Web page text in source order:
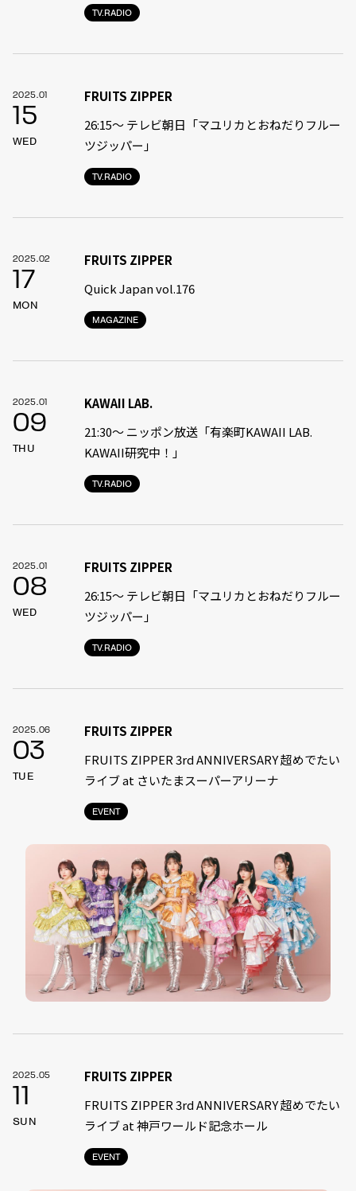
TV.RADIO
2025.01
15
WED
TV.RADIO
FRUITS ZIPPER
26:15～ テレビ朝日「マユリカとおねだりフルー
ツジッパー」
2025.02
17
MON
MAGAZINE
FRUITS ZIPPER
Quick Japan vol.176
2025.01
09
THU
TV.RADIO
KAWAII LAB.
21:30〜 ニッポン放送「有楽町KAWAII LAB.
KAWAII研究中！」
2025.01
08
WED
TV.RADIO
FRUITS ZIPPER
26:15～ テレビ朝日「マユリカとおねだりフルー
ツジッパー」
2025.06
03
TUE
EVENT
FRUITS ZIPPER
FRUITS ZIPPER 3rd ANNIVERSARY 超めでたい
ライブ at さいたまスーパーアリーナ
2025.05
11
SUN
EVENT
FRUITS ZIPPER
FRUITS ZIPPER 3rd ANNIVERSARY 超めでたい
ライブ at 神戸ワールド記念ホール